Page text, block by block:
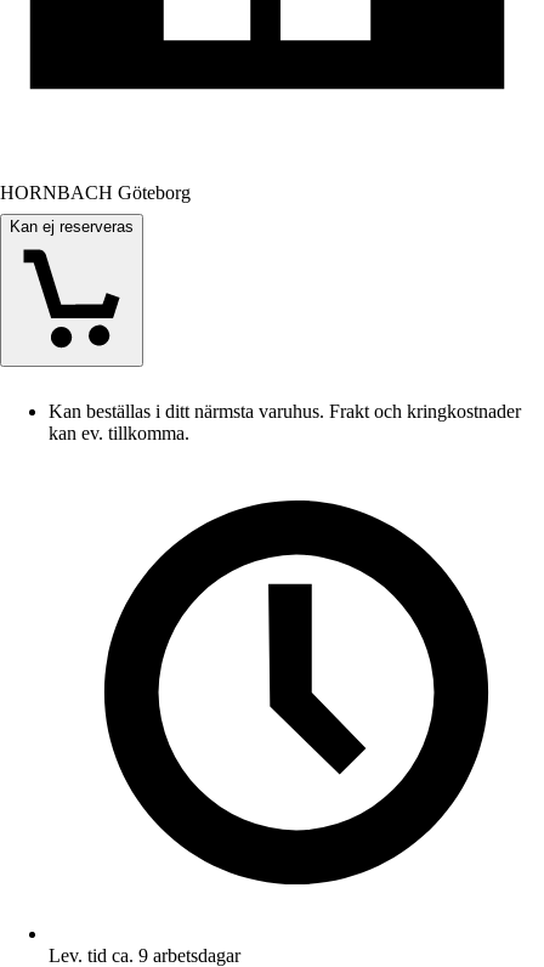
HORNBACH Göteborg
Kan ej reserveras
Kan beställas i ditt närmsta varuhus. Frakt och kringkostnader
kan ev. tillkomma.
Lev. tid ca. 9 arbetsdagar